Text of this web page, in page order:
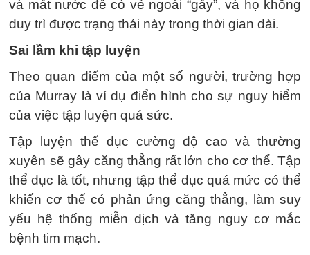
và mất nước để có vẻ ngoài “gầy”, và họ không
duy trì được trạng thái này trong thời gian dài.
Sai lầm khi tập luyện
Theo quan điểm của một số người, trường hợp
của Murray là ví dụ điển hình cho sự nguy hiểm
của việc tập luyện quá sức.
Tập luyện thể dục cường độ cao và thường
xuyên sẽ gây căng thẳng rất lớn cho cơ thể. Tập
thể dục là tốt, nhưng tập thể dục quá mức có thể
khiến cơ thể có phản ứng căng thẳng, làm suy
yếu hệ thống miễn dịch và tăng nguy cơ mắc
bệnh tim mạch.